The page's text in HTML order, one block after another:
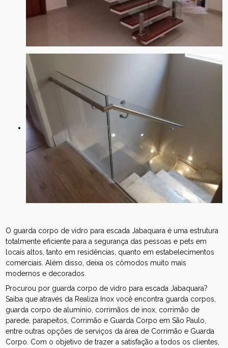
O guarda corpo de vidro para escada Jabaquara é uma estrutura
totalmente eficiente para a segurança das pessoas e pets em
locais altos, tanto em residências, quanto em estabelecimentos
comerciais. Além disso, deixa os cômodos muito mais
modernos e decorados.
Procurou por guarda corpo de vidro para escada Jabaquara?
Saiba que através da Realiza Inox você encontra guarda corpos,
guarda corpo de alumínio, corrimãos de inox, corrimão de
parede, parapeitos, Corrimão e Guarda Corpo em São Paulo,
entre outras opções de serviços da área de Corrimão e Guarda
Corpo. Com o objetivo de trazer a satisfação a todos os clientes,